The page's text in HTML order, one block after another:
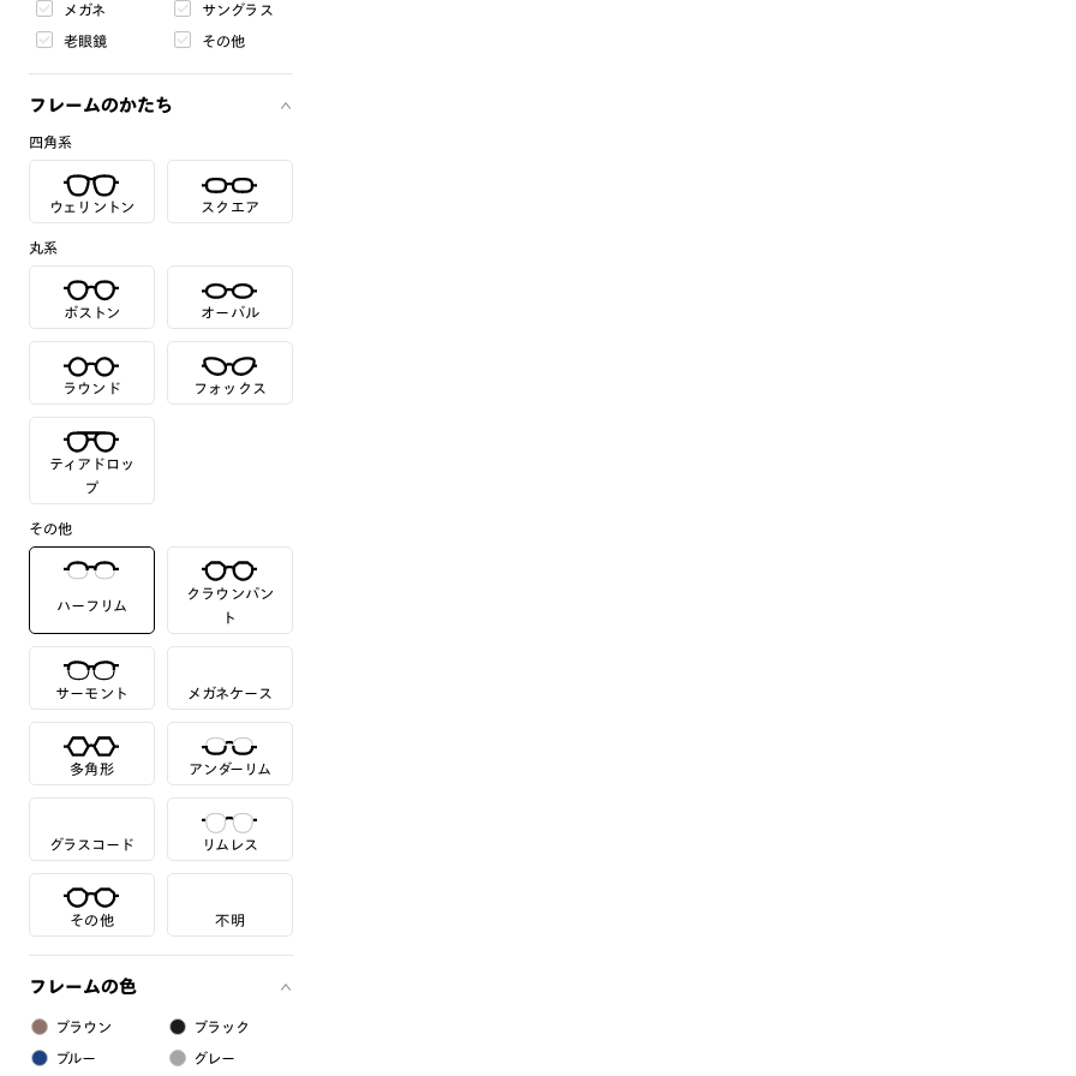
メガネ サングラス
老眼鏡 その他
フレームのかたち
四角系
ウェリントン スクエア
丸系
ボストン オーバル
ラウンド フォックス
ティアドロッ
プ
その他
ハーフリム
クラウンパン
ト
サーモント メガネケース
多角形 アンダーリム
グラスコード リムレス
その他 不明
フレームの色
ブラウン ブラック
ブルー グレー